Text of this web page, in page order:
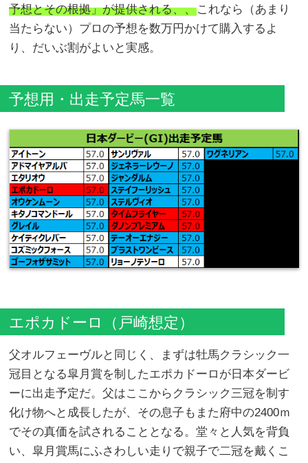
予想とその根拠」が提供される、、これなら（あまり
当たらない）プロの予想を数万円かけて購入するよ
り、だいぶ割がよいと実感。
予想用・出走予定馬一覧
エポカドーロ（戸崎想定）
父オルフェーヴルと同じく、まずは牡馬クラシック一
冠目となる皐月賞を制したエポカドーロが日本ダービ
ーに出走予定だ。父はここからクラシック三冠を制す
化け物へと成長したが、その息子もまた府中の2400ｍ
でその真価を試されることとなる。堂々と人気を背負
い、皐月賞馬にふさわしい走りで親子で二冠を戴くこ